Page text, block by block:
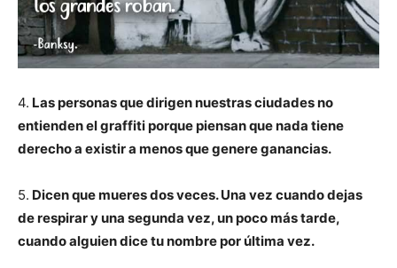
4. Las personas que dirigen nuestras ciudades no
entienden el graffiti porque piensan que nada tiene
derecho a existir a menos que genere ganancias.
5. Dicen que mueres dos veces. Una vez cuando dejas
de respirar y una segunda vez, un poco más tarde,
cuando alguien dice tu nombre por última vez.